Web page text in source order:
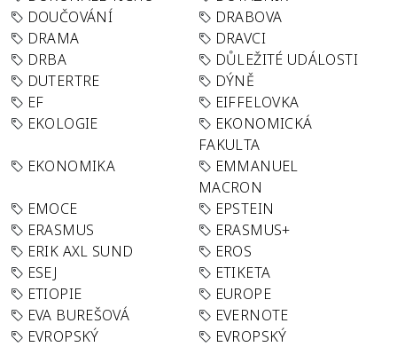
DOUČOVÁNÍ
DRABOVA
DRAMA
DRAVCI
DRBA
DŮLEŽITÉ UDÁLOSTI
DUTERTRE
DÝNĚ
EF
EIFFELOVKA
EKOLOGIE
EKONOMICKÁ
FAKULTA
EKONOMIKA
EMMANUEL
MACRON
EMOCE
EPSTEIN
ERASMUS
ERASMUS+
ERIK AXL SUND
EROS
ESEJ
ETIKETA
ETIOPIE
EUROPE
EVA BUREŠOVÁ
EVERNOTE
EVROPSKÝ
EVROPSKÝ